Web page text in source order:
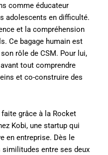
comme éducateur
adolescents en difficulté.
et la compréhension
Ce bagage humain est
rôle de CSM. Pour lui,
tout comprendre
et co-construire des
grâce à la Rocket
Kobi, une startup qui
en entreprise. Dès le
similitudes entre ses deux